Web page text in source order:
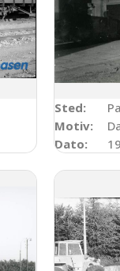
Sted:
Motiv:
Dato: